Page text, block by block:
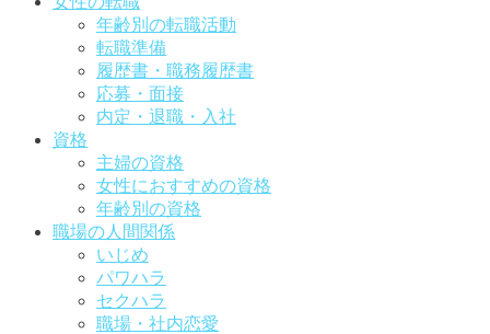
年齢別の転職活動
転職準備
履歴書・職務履歴書
応募・面接
内定・退職・入社
資格
主婦の資格
女性におすすめの資格
年齢別の資格
職場の人間関係
いじめ
パワハラ
セクハラ
職場・社内恋愛